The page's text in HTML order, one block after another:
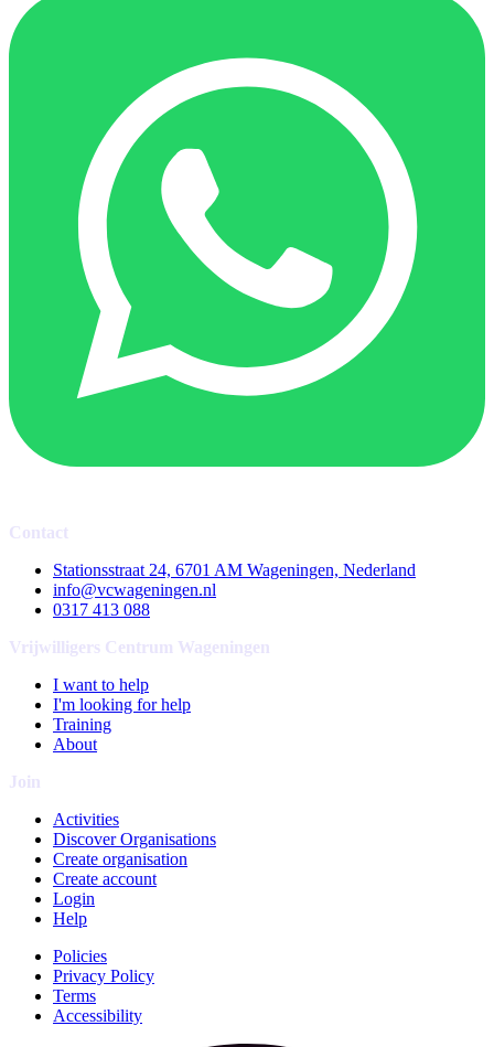
Contact
Stationsstraat 24, 6701 AM Wageningen, Nederland
info@vcwageningen.nl
0317 413 088
Vrijwilligers Centrum Wageningen
I want to help
I'm looking for help
Training
About
Join
Activities
Discover Organisations
Create organisation
Create account
Login
Help
Policies
Privacy Policy
Terms
Accessibility